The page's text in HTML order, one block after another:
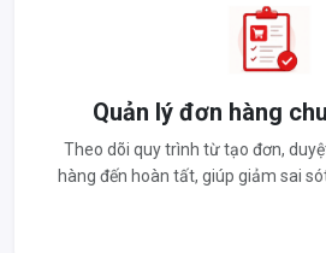
Quản lý đơn hàng
Theo dõi quy trình từ tạo đơn,
hàng đến hoàn tất, giúp giảm sai